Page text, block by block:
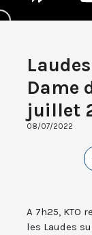
Dame
juillet
08/07/2022
A 7h25, KTO
les Laudes